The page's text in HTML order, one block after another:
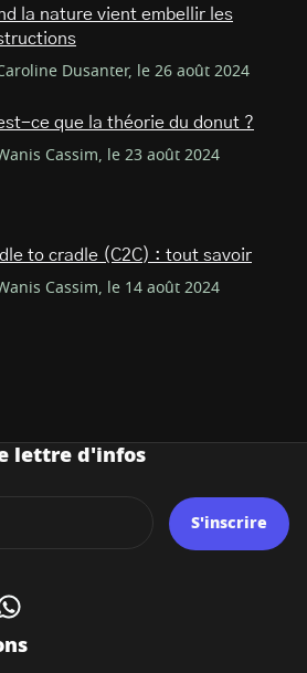
la nature vient embellir les
Dusanter, le 26 août 2024
ce que la théorie du donut ?
Cassim, le 23 août 2024
to cradle (C2C) : tout savoir
Cassim, le 14 août 2024
lettre d'infos
S'inscrire